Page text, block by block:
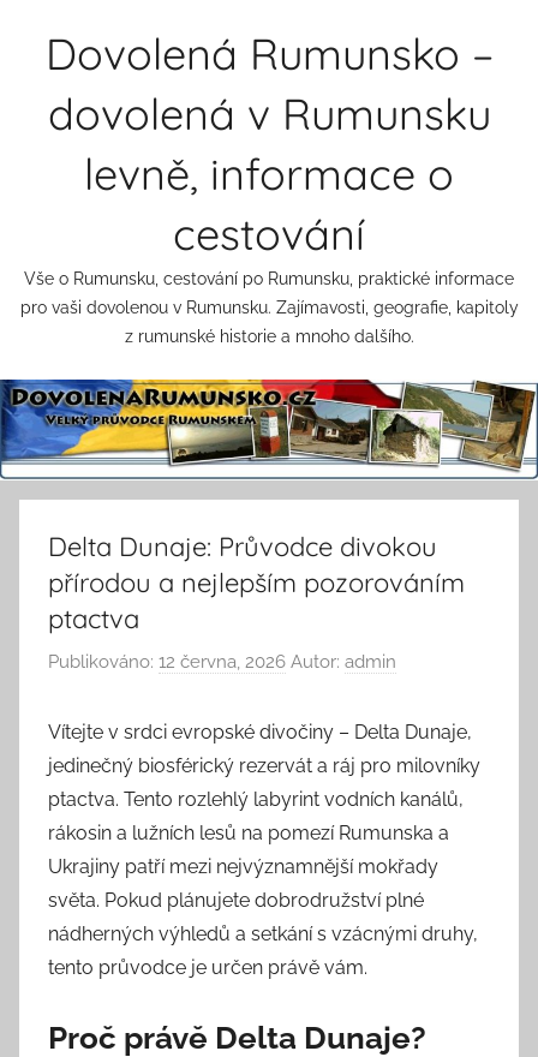
Dovolená Rumunsko –
dovolená v Rumunsku
levně, informace o
cestování
Vše o Rumunsku, cestování po Rumunsku, praktické informace
pro vaši dovolenou v Rumunsku. Zajímavosti, geografie, kapitoly
z rumunské historie a mnoho dalšího.
Delta Dunaje: Průvodce divokou
přírodou a nejlepším pozorováním
ptactva
Publikováno: 12 června, 2026 Autor: admin
Vítejte v srdci evropské divočiny – Delta Dunaje,
jedinečný biosférický rezervát a ráj pro milovníky
ptactva. Tento rozlehlý labyrint vodních kanálů,
rákosin a lužních lesů na pomezí Rumunska a
Ukrajiny patří mezi nejvýznamnější mokřady
světa. Pokud plánujete dobrodružství plné
nádherných výhledů a setkání s vzácnými druhy,
tento průvodce je určen právě vám.
Proč právě Delta Dunaje?